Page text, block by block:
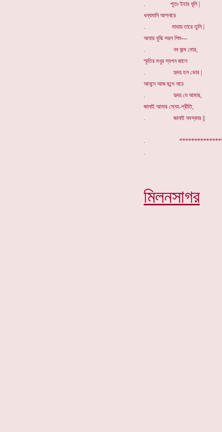
. পূতঃ ইহার ধূলি |
ধন্যমানি আপনারে
. মাথায় তারে তুলি |
আবার বুঝি সরল শিশু---
. নব জন্ম মোর,
স্মৃতির মধুর স্বপন জালে
. হৃদয় হল ভোর |
আনন্দে আজ ছন্দে নাচে
. হৃদয় যে আমার,
জানাই আমার স্নেহ-প্রীতি,
. জানাই নমস্কার ||
.
মিলনসাগর